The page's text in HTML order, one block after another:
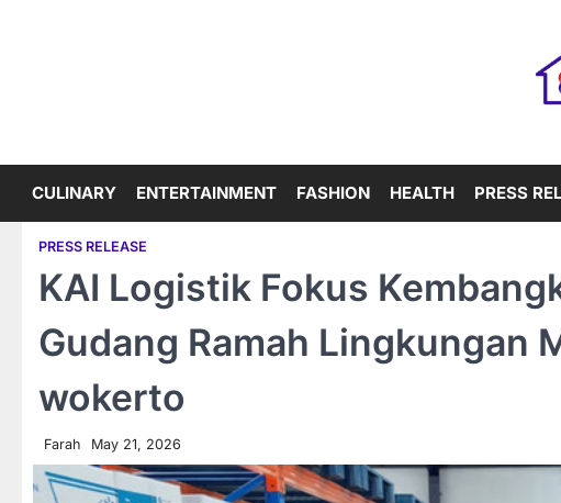
CULINARY ENTERTAINMENT FASHION HEALTH PRESS
PRESS RELEASE
KAI Logistik Fokus
Gudang Ramah Lingkungan
wokerto
Farah May 21, 2026